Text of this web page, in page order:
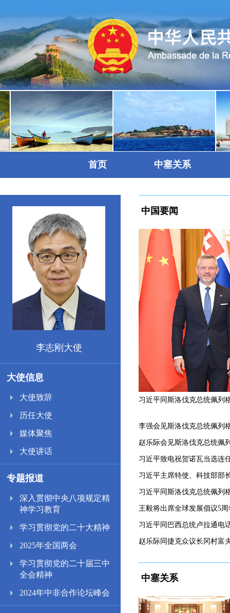
首页 中塞关系
李志刚大使
大使信息
大使致辞
历任大使
媒体聚焦
大使讲话
专题报道
深入贯彻中央八项规定精
神学习教育
学习贯彻党的二十大精神
2025年全国两会
学习贯彻党的二十届三中
全会精神
2024年中非合作论坛峰会
中国要闻
习近平同斯洛伐克总统佩列
李强会见斯洛伐克总统佩列
赵乐际会见斯洛伐克总统佩
习近平致电祝贺诺瓦当选连
习近平主席特使、科技部部
习近平同斯洛伐克总统佩列
王毅将出席全球发展倡议5
习近平同巴西总统卢拉通电
赵乐际同捷克众议长冈村富
李志刚大使向塞内加尔总统
中塞关系